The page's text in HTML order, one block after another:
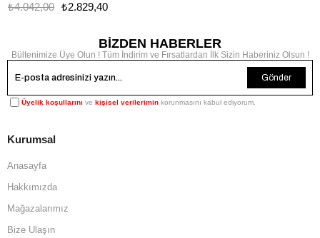
₺2.829,40
₺4.042,00
BİZDEN HABERLER
Bültenimize Üye Olun ! Tüm İndirim ve Fırsatlardan İlk Sizin Haberiniz Olsun !
Gönder
Üyelik koşullarını ve kişisel verilerimin korunmasını kabul ediyorum.
Kurumsal
Anasayfa
Hakkımızda
Mağazalarımız
Bize Ulaşın